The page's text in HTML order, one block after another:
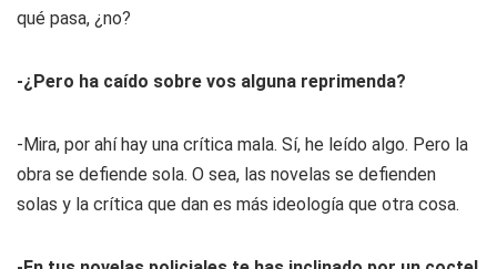
qué pasa, ¿no?
-¿Pero ha caído sobre vos alguna reprimenda?
-Mira, por ahí hay una crítica mala. Sí, he leído algo. Pero la
obra se defiende sola. O sea, las novelas se defienden
solas y la crítica que dan es más ideología que otra cosa.